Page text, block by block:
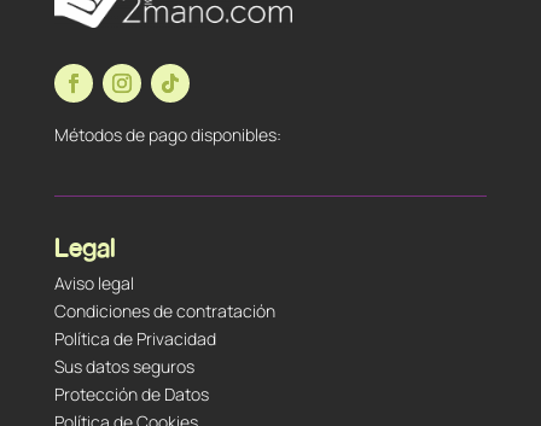
Métodos de pago disponibles:
Legal
Aviso legal
Condiciones de contratación
Política de Privacidad
Sus datos seguros
Protección de Datos